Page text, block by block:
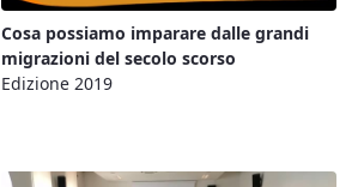
Cosa possiamo imparare dalle grandi
migrazioni del secolo scorso
Edizione 2019